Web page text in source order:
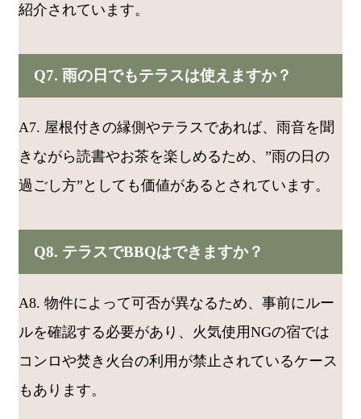
紹介されています。
Q7. 雨の日でもテラスは使えますか？
A7. 屋根付きの縁側やテラスであれば、雨音を聞
きながら読書やお茶を楽しめるため、”雨の日の
過ごし方”としても価値があるとされています。
Q8. テラスでBBQはできますか？
A8. 物件によって可否が異なるため、事前にルー
ルを確認する必要があり、火気使用NGの宿では
コンロや焚き火台の利用が禁止されているケース
もあります。